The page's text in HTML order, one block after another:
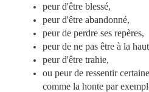
peur d'être blessé,
peur d'être abandonné,
peur de perdre ses repères,
peur de ne pas être à la
peur d'être trahie,
ou peur de ressentir
comme la honte par